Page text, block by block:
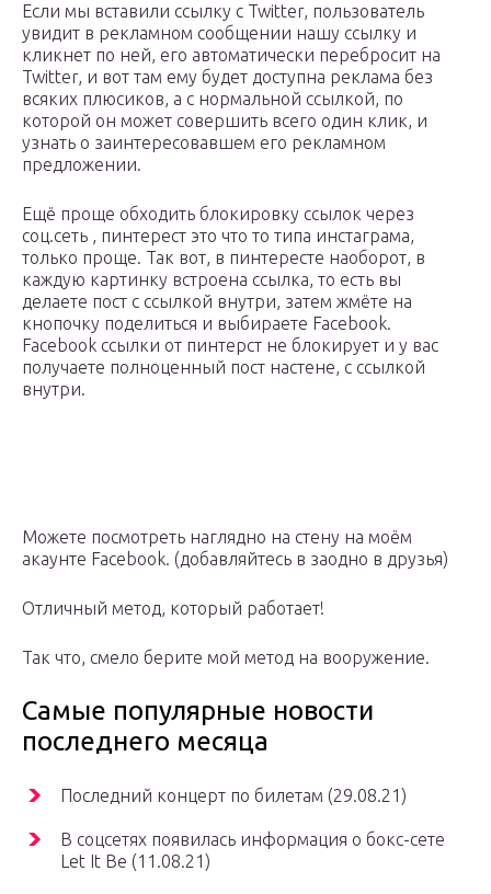
Если мы вставили ссылку с Twitter, пользователь
увидит в рекламном сообщении нашу ссылку и
кликнет по ней, его автоматически перебросит на
Twitter, и вот там ему будет доступна реклама без
всяких плюсиков, а с нормальной ссылкой, по
которой он может совершить всего один клик, и
узнать о заинтересовавшем его рекламном
предложении.
Ещё проще обходить блокировку ссылок через
соц.сеть , пинтерест это что то типа инстаграма,
только проще. Так вот, в пинтересте наоборот, в
каждую картинку встроена ссылка, то есть вы
делаете пост с ссылкой внутри, затем жмёте на
кнопочку поделиться и выбираете Facebook.
Facebook ссылки от пинтерст не блокирует и у вас
получаете полноценный пост настене, с ссылкой
внутри.
Можете посмотреть наглядно на стену на моём
акаунте Facebook. (добавляйтесь в заодно в друзья)
Отличный метод, который работает!
Так что, смело берите мой метод на вооружение.
Самые популярные новости
последнего месяца
Последний концерт по билетам (29.08.21)
В соцсетях появилась информация о бокс-сете
Let It Be (11.08.21)